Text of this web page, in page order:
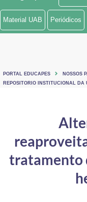
Ministério de Minas e Energia
Ministério do Turismo
Controladoria-Geral da União
Ministério da Mulher, da
Material UAB Periódicos
PORTAL EDUCAPES
NOSSOS
REPOSITORIO INSTITUCIONAL DA
tratamento